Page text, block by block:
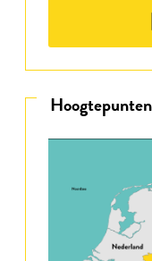
Hoogtepunten